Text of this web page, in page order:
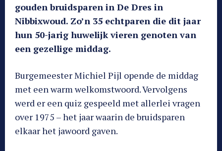
gouden bruidsparen in De Dres in
Nibbixwoud. Zo’n 35 echtparen die dit jaar
hun 50-jarig huwelijk vieren genoten van
een gezellige middag.
Burgemeester Michiel Pijl opende de middag
met een warm welkomstwoord. Vervolgens
werd er een quiz gespeeld met allerlei vragen
over 1975 – het jaar waarin de bruidsparen
elkaar het jawoord gaven.